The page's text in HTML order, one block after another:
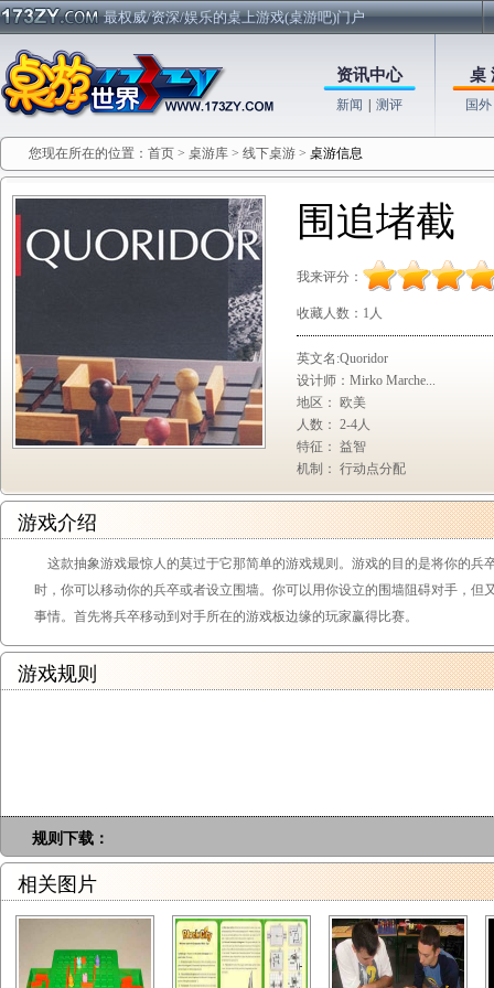
最权威/资深/娱乐的桌上游戏(桌游吧)门户
资讯中心
新闻 测评
桌
国外
您现在所在的位置： 首页 > 桌游库 > 线下桌游 > 桌游信息
围追堵截
我来评分：
收藏人数： 1人
英文名:Quoridor
设计师：Mirko Marche...
地区： 欧美
人数： 2-4人
特征： 益智
机制： 行动点分配
游戏介绍
这款抽象游戏最惊人的莫过于它那简单的游戏规则。游戏的目的是将你的兵
时，你可以移动你的兵卒或者设立围墙。你可以用你设立的围墙阻碍对手，但
事情。首先将兵卒移动到对手所在的游戏板边缘的玩家赢得比赛。
游戏规则
规则下载：
相关图片